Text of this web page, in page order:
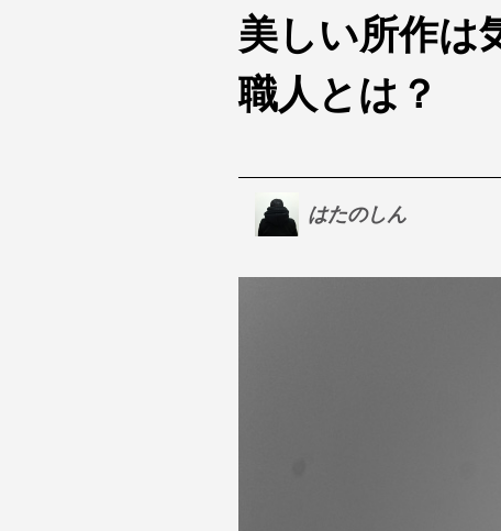
美しい所作は
職人とは？
はたのしん